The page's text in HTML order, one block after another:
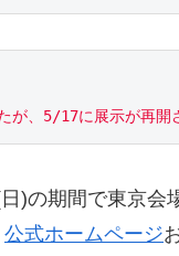
、5/17に展示が再開
)の期間で東京会
公式ホームページ